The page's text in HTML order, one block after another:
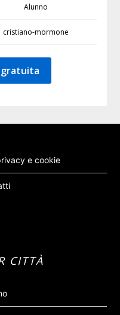
Alunno
cristiano-mormone
gratuita
e cookie
CITTÀ